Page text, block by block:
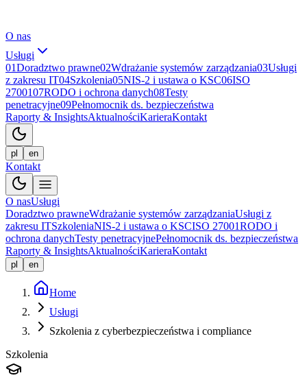
O nas
Usługi
01Doradztwo prawne02Wdrażanie systemów zarządzania03Usługi
z zakresu IT04Szkolenia05NIS-2 i ustawa o KSC06ISO
2700107RODO i ochrona danych08Testy
penetracyjne09Pełnomocnik ds. bezpieczeństwa
Raporty & InsightsAktualnościKarieraKontakt
pl en
Kontakt
O nasUsługi
Doradztwo prawneWdrażanie systemów zarządzaniaUsługi z
zakresu ITSzkoleniaNIS-2 i ustawa o KSCISO 27001RODO i
ochrona danychTesty penetracyjnePełnomocnik ds. bezpieczeństwa
Raporty & InsightsAktualnościKarieraKontakt
pl en
Home
Usługi
Szkolenia z cyberbezpieczeństwa i compliance
Szkolenia